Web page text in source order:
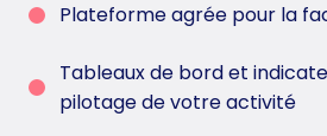
Plateforme agrée pour la
Tableaux de bord et
pilotage de votre activité